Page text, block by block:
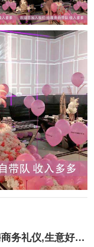
上海松江区附近酒吧招聘商务礼仪,生意好好上班的